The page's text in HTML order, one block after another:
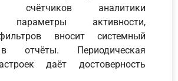
счётчиков аналитики
параметры активности,
вносит системный
отчёты. Периодическая
даёт достоверность